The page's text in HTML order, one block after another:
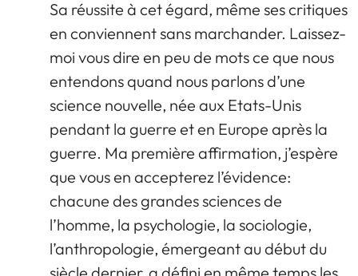
Sa réussite à cet égard, même ses critiques
en conviennent sans marchander. Laissez-
moi vous dire en peu de mots ce que nous
entendons quand nous parlons d’une
science nouvelle, née aux Etats-Unis
pendant la guerre et en Europe après la
guerre. Ma première affirmation, j’espère
que vous en accepterez l’évidence:
chacune des grandes sciences de
l’homme, la psychologie, la sociologie,
l’anthropologie, émergeant au début du